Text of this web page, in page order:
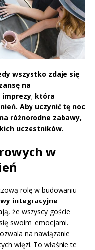
wszystko zdaje się
na
imprezy, która
Aby uczynić tę noc
różnorodne zabawy,
uczestników.
w
rolę w budowaniu
integracyjne
że wszyscy goście
swoimi emocjami.
na nawiązanie
więzi. To właśnie te